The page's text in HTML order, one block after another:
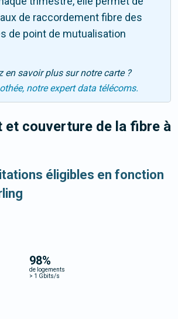
de raccordement fibre des
de point de mutualisation
en savoir plus sur notre carte ?
notre expert data télécoms.
et couverture de la fibre à
éligibles en fonction
98%
de logements
> 1 Gbits/s